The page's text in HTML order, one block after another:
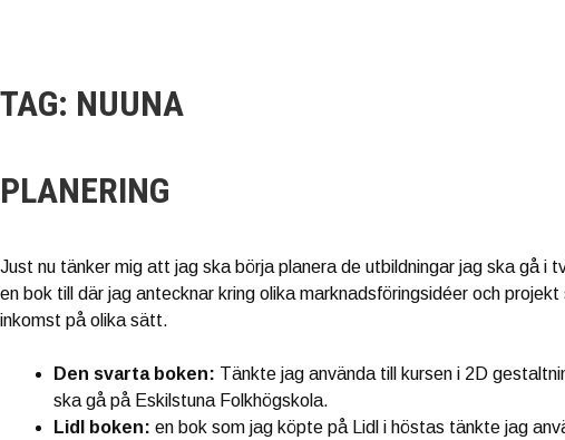
TAG: NUUNA
PLANERING
Just nu tänker mig att jag ska börja planera de utbildningar jag ska gå i
en bok till där jag antecknar kring olika marknadsföringsidéer och
inkomst på olika sätt.
Den svarta boken: Tänkte jag använda till kursen i 2D
ska gå på Eskilstuna Folkhögskola.
Lidl boken: en bok som jag köpte på Lidl i höstas tänkte jag